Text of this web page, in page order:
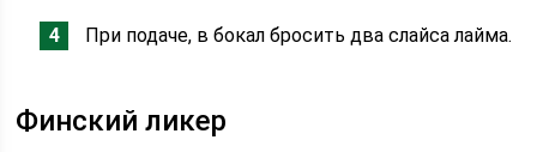
При подаче, в бокал бросить два слайса лайма.
Финский ликер